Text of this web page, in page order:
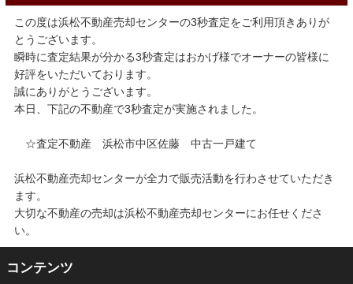
この度は浜松不動産売却センターの3秒査定をご利用頂きありが
とうございます。
瞬時に査定結果が分かる3秒査定はおかげ様でオーナーの皆様に
好評をいただいております。
誠にありがとうございます。
本日、下記の不動産で3秒査定が実施されました。
☆査定不動産 浜松市中区佐藤 中古一戸建て
浜松不動産売却センターが全力で販売活動を行わさせていただき
ます。
大切な不動産の売却は浜松不動産売却センターにお任せくださ
い。
コンテンツ